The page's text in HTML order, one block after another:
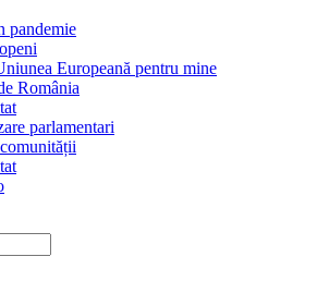
pandemie
Europeană pentru mine
România
parlamentari